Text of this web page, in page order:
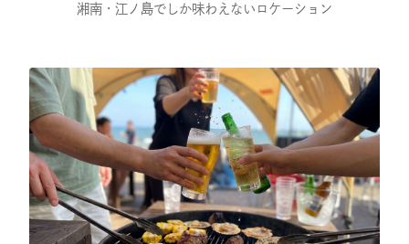
湘南・江ノ島でしか味わえないロケーション